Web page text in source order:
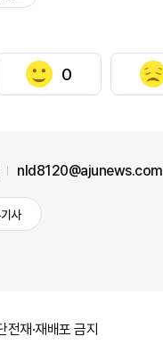
0
nld8120@ajunews.com
사
재·재배포 금지